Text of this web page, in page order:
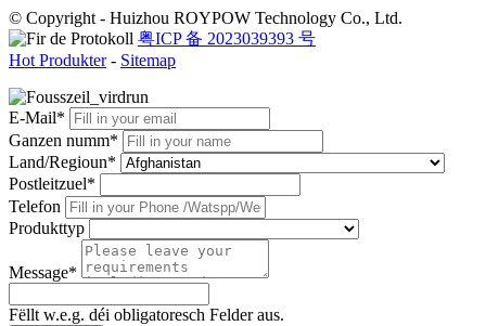
© Copyright - Huizhou ROYPOW Technology Co., Ltd.
粤ICP 备 2023039393 号
Hot Produkter- Sitemap
E-Mail*
Ganzen numm*
Land/Regioun*
Postleitzuel*
Telefon
Produkttyp
Message*
Fëllt w.e.g. déi obligatoresch Felder aus.